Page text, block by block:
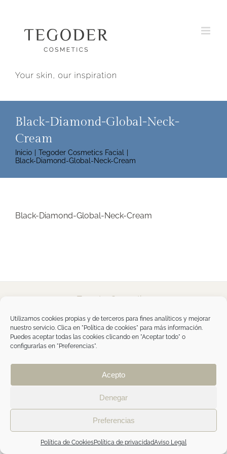
Utilizamos cookies propias y de terceros para fines analíticos y mejorar
nuestro servicio. Clica en "Política de cookies" para más información.
Puedes aceptar todas las cookies clicando en "Aceptar todo" o
configurarlas en "Preferencias".
Acepto
Denegar
Preferencias
Política de CookiesPolítica de privacidadAviso Legal
Black-Diamond-Global-Neck-
Cream
Inicio
Tegoder Cosmetics Facial
Black-Diamond-Global-Neck-Cream
Black-Diamond-Global-Neck-Cream
Tegoder Cosmetics
Tel. +34 94 454 42 00
tdc@tegodercosmetics.com
TEGOR Group
Aviso legal|Política de cookies
PROFESIONAL
FacebookInstagram